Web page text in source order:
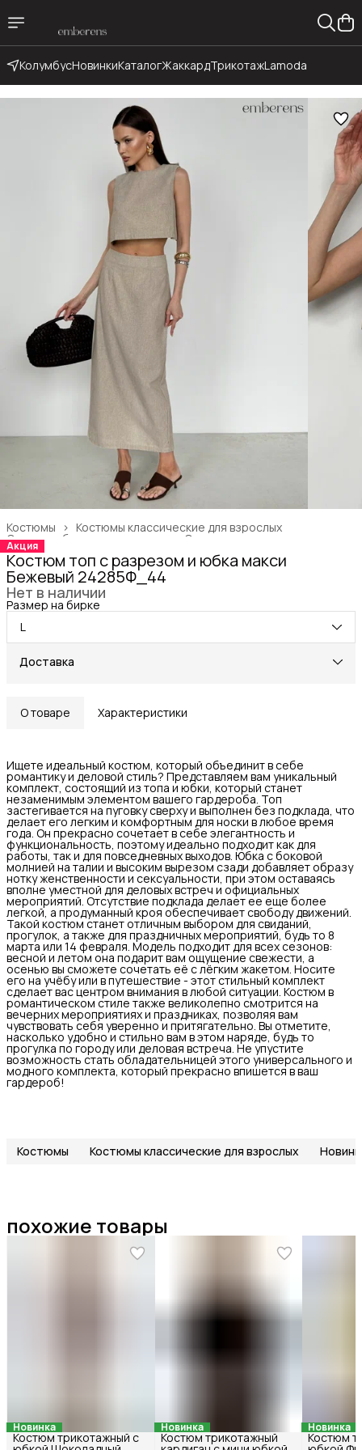
КолумбусНовинкиКаталогЖаккардТрикотажLamoda
Костюмы классические для взрослых
Костюмы ›
Одежда для взрослых
Одежда, обувь и аксессуары
Главная
Акция
Костюм топ с разрезом и юбка макси
Бежевый 24285Ф_44
Нет в наличии
Размер на бирке
L
Доставка
О товаре Характеристики
Ищете идеальный костюм, который объединит в себе
романтику и деловой стиль? Представляем вам уникальный
комплект, состоящий из топа и юбки, который станет
незаменимым элементом вашего гардероба. Топ
застегивается на пуговку сверху и выполнен без подклада, что
делает его легким и комфортным для носки в любое время
года. Он прекрасно сочетает в себе элегантность и
функциональность, поэтому идеально подходит как для
работы, так и для повседневных выходов. Юбка с боковой
молнией на талии и высоким вырезом сзади добавляет образу
нотку женственности и сексуальности, при этом оставаясь
вполне уместной для деловых встреч и официальных
мероприятий. Отсутствие подклада делает ее еще более
легкой, а продуманный кроя обеспечивает свободу движений.
Такой костюм станет отличным выбором для свиданий,
прогулок, а также для праздничных мероприятий, будь то 8
марта или 14 февраля. Модель подходит для всех сезонов:
весной и летом она подарит вам ощущение свежести, а
осенью вы сможете сочетать её с лёгким жакетом. Носите
его на учёбу или в путешествие - этот стильный комплект
сделает вас центром внимания в любой ситуации. Костюм в
романтическом стиле также великолепно смотрится на
вечерних мероприятиях и праздниках, позволяя вам
чувствовать себя уверенно и притягательно. Вы отметите,
насколько удобно и стильно вам в этом наряде, будь то
прогулка по городу или деловая встреча. Не упустите
возможность стать обладательницей этого универсального и
модного комплекта, который прекрасно впишется в ваш
гардероб!
Костюмы Костюмы классические для взрослых
похожие товары
Новинка
Костюм трикотажный с
Новинка
Костюм трикотажный
Новинка
Костюм